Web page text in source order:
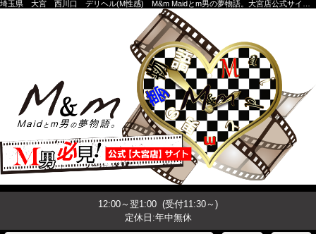
12:00～翌1:00 (受付11:30～)
定休日:年中無休